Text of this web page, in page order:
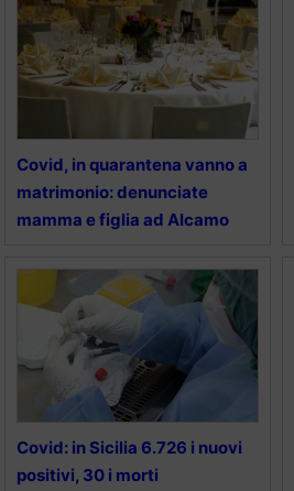
Covid, in quarantena vanno a
matrimonio: denunciate
mamma e figlia ad Alcamo
Covid: in Sicilia 6.726 i nuovi
positivi, 30 i morti